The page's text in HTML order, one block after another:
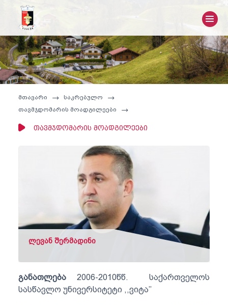
მთავარი
საკრებულო
თავმჯდომარის მოადგილეები
თავმჯდომარის მოადგილეები
ლევან შერმადინი
განათლება 2006-2010წწ. საქართველოს
სასწავლო უნივერსიტეტი ,,ვიტა’’